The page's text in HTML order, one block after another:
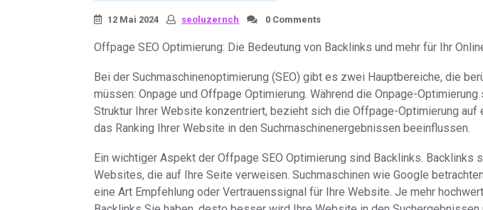
12 Mai 2024 seoluzernch 0 Comments
Offpage SEO Optimierung: Die Bedeutung von Backlinks und mehr für Ihr
Bei der Suchmaschinenoptimierung (SEO) gibt es zwei Hauptbereiche, die
müssen: Onpage und Offpage Optimierung. Während die Onpage-
Struktur Ihrer Website konzentriert, bezieht sich die Offpage-Optimierung auf
das Ranking Ihrer Website in den Suchmaschinenergebnissen beeinflussen.
Ein wichtiger Aspekt der Offpage SEO Optimierung sind Backlinks. Backlinks
Websites, die auf Ihre Seite verweisen. Suchmaschinen wie Google
eine Art Empfehlung oder Vertrauenssignal für Ihre Website. Je mehr